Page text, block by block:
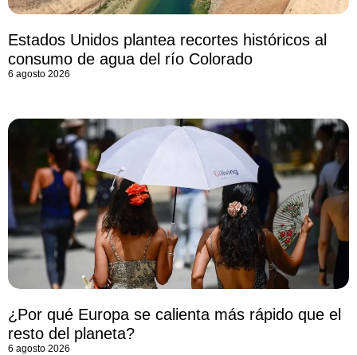
Estados Unidos plantea recortes históricos al
consumo de agua del río Colorado
6 agosto 2026
¿Por qué Europa se calienta más rápido que el
resto del planeta?
6 agosto 2026